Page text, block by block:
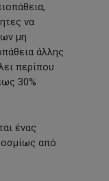
να
μη
άλλης
περίπου
30%
ένας
από